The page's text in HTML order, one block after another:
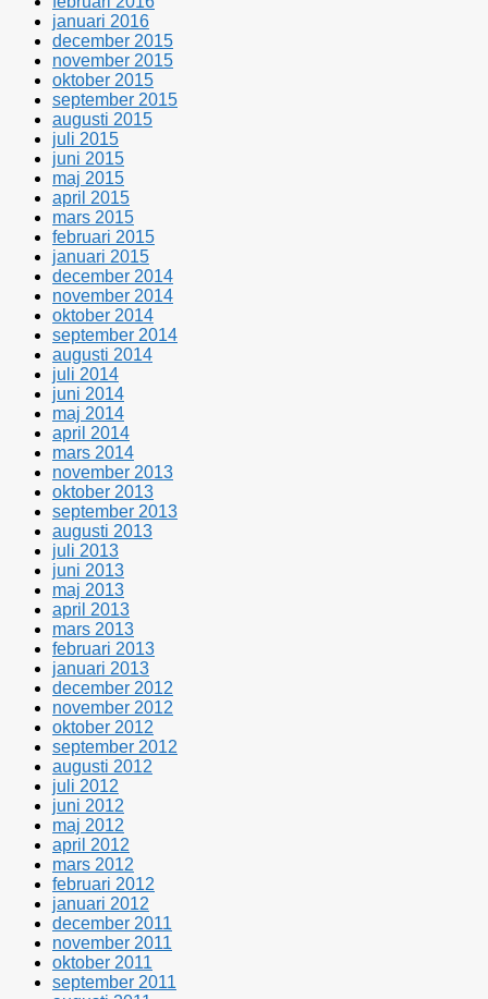
januari 2016
december 2015
november 2015
oktober 2015
september 2015
augusti 2015
juli 2015
juni 2015
maj 2015
april 2015
mars 2015
februari 2015
januari 2015
december 2014
november 2014
oktober 2014
september 2014
augusti 2014
juli 2014
juni 2014
maj 2014
april 2014
mars 2014
november 2013
oktober 2013
september 2013
augusti 2013
juli 2013
juni 2013
maj 2013
april 2013
mars 2013
februari 2013
januari 2013
december 2012
november 2012
oktober 2012
september 2012
augusti 2012
juli 2012
juni 2012
maj 2012
april 2012
mars 2012
februari 2012
januari 2012
december 2011
november 2011
oktober 2011
september 2011